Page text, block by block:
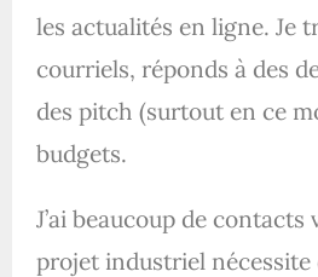
les actualités en ligne. Je
courriels, réponds à des
des pitch (surtout en ce
budgets.
J’ai beaucoup de contacts
projet industriel nécessite